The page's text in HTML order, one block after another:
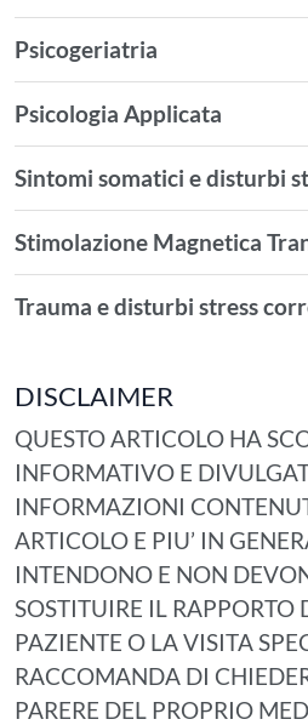
Psicogeriatria
Psicologia Applicata
Sintomi somatici e disturbi
Stimolazione Magnetica
Trauma e disturbi stress
DISCLAIMER
QUESTO ARTICOLO HA
INFORMATIVO E
INFORMAZIONI
ARTICOLO E PIU’ IN
INTENDONO E NON
SOSTITUIRE IL RAPPORTO
PAZIENTE O LA VISITA
RACCOMANDA DI
PARERE DEL PROPRIO